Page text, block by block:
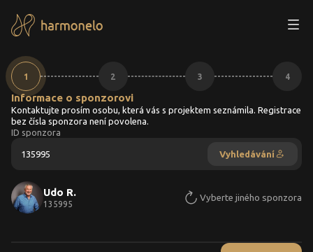
1 2 3 4
Informace o sponzorovi
Kontaktujte prosím osobu, která vás s projektem seznámila. Registrace
bez čísla sponzora není povolena.
ID sponzora
Vyhledávání
Udo R.
135995
Vyberte jiného sponzora